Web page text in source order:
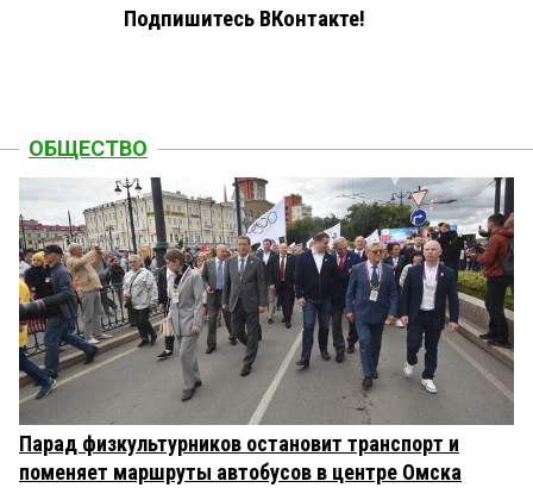
Подпишитесь ВКонтакте!
ОБЩЕСТВО
Парад физкультурников остановит транспорт и
поменяет маршруты автобусов в центре Омска